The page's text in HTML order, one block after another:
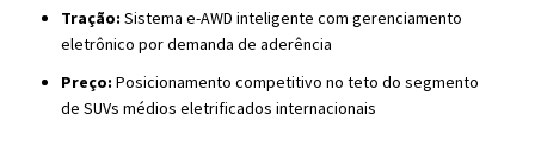
Tração: Sistema e-AWD inteligente com gerenciamento
eletrônico por demanda de aderência
Preço: Posicionamento competitivo no teto do segmento
de SUVs médios eletrificados internacionais